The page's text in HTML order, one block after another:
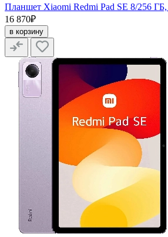
Планшет Xiaomi Redmi Pad SE 8/256
16 870₽
в корзину